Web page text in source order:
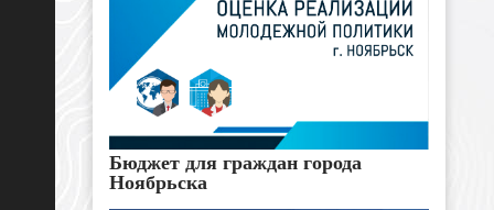
Бюджет для граждан города
Ноябрьска